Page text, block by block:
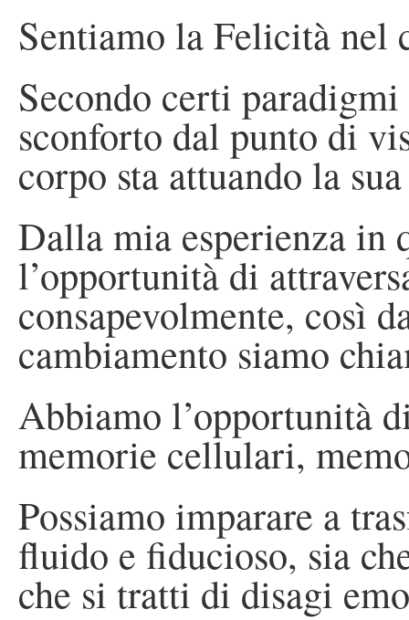
Sentiamo la Felicità nel
Secondo certi
sconforto dal punto di
corpo sta attuando la
Dalla mia esperienza in
l’opportunità di
consapevolmente, così
cambiamento siamo
Abbiamo l’opportunità
memorie cellulari,
Possiamo imparare a
fluido e fiducioso, sia
che si tratti di disagi